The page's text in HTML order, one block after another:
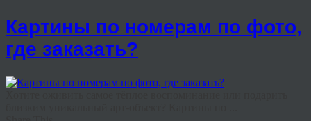
Картины по номерам по фото,
где заказать?